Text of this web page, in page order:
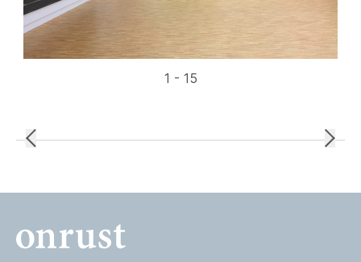
1 - 15